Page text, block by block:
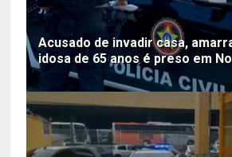
Acusado de invadir casa,
idosa de 65 anos é preso em